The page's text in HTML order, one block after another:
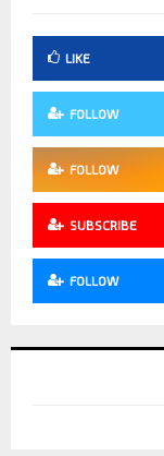
LIKE
FOLLOW
FOLLOW
SUBSCRIBE
FOLLOW